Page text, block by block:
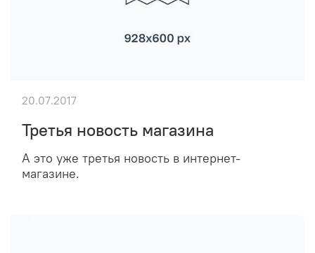
Третья новость магазина
А это уже третья новость в интернет-
магазине.
20.07.2017